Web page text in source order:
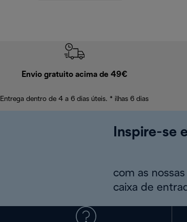
Envio gratuito acima de 49€
Entrega dentro de 4 a 6 dias úteis. * ilhas 6 dias
Inspire-se
com as
caixa de